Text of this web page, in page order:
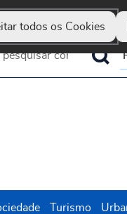
todos os Cookies
Guimarães
Marca
Turismo